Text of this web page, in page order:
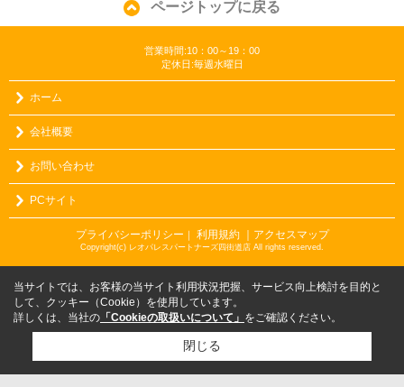
ページトップに戻る
営業時間:10：00～19：00
定休日:毎週水曜日
ホーム
会社概要
お問い合わせ
PCサイト
プライバシーポリシー ｜ 利用規約 ｜アクセスマップ
Copyright(c) レオパレスパートナーズ四街道店 All rights reserved.
当サイトでは、お客様の当サイト利用状況把握、サービス向上検討を目的と
して、クッキー（Cookie）を使用しています。
詳しくは、当社の 「Cookieの取扱いについて」 をご確認ください。
閉じる